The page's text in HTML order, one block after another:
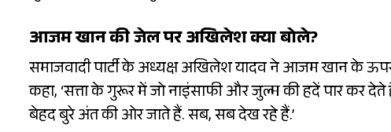
आजम खान की जेल पर अखिलेश क्या बोले?
समाजवादी पार्टी के अध्यक्ष अखिलेश यादव ने आजम खान के ऊपर
कहा, ‘सत्ता के गुरूर में जो नाइंसाफी और जुल्म की हदें पार
बेहद बुरे अंत की ओर जाते हैं. सब, सब देख रहे हैं.’